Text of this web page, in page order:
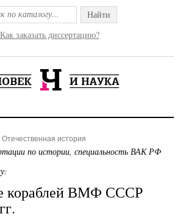
Найти
Как заказать диссертацию?
Отечественная история
по истории, специальность ВАК РФ
кораблей ВМФ СССР